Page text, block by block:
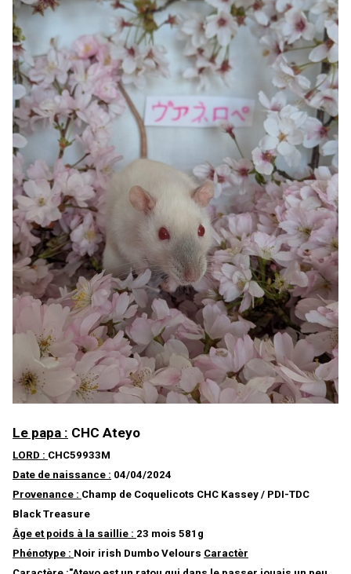
Le papa : CHC Ateyo
LORD : CHC59933M
Date de naissance : 04/04/2024
Provenance : Champ de Coquelicots CHC Kassey / PDI-TDC
Black Treasure
Âge et poids à la saillie : 23 mois 581g
Phénotype : Noir irish Dumbo Velours Caractèr